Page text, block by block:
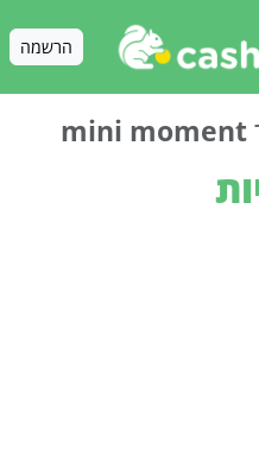
הרשמה
mini moment